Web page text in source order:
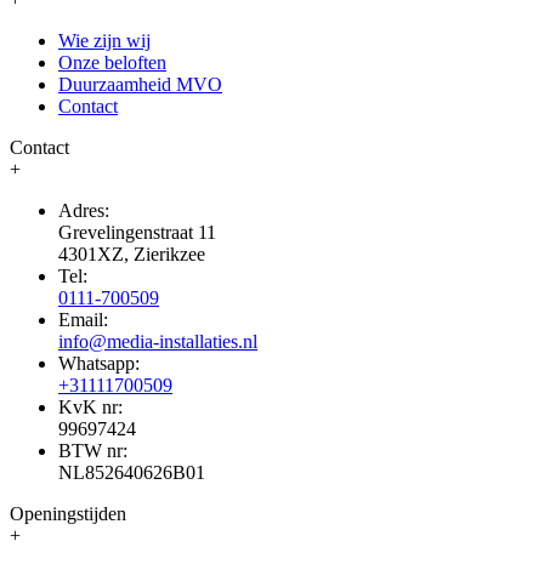
Wie zijn wij
Onze beloften
Duurzaamheid MVO
Contact
Contact
+
Adres:
Grevelingenstraat 11
4301XZ, Zierikzee
Tel:
0111-700509
Email:
info@media-installaties.nl
Whatsapp:
+31111700509
KvK nr:
99697424
BTW nr:
NL852640626B01
Openingstijden
+